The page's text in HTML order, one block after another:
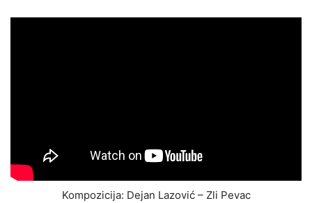
Kompozicija: Dejan Lazović – Zli Pevac